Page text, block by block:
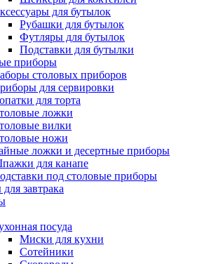
для бутылок
Рубашки для бутылок
Футляры для бутылок
Подставки для бутылки
приборы
столовых приборов
для сервировки
для торта
ложки
вилки
ножи
ложки и десертные приборы
для канапе
под столовые приборы
завтрака
посуда
Миски для кухни
Сотейники